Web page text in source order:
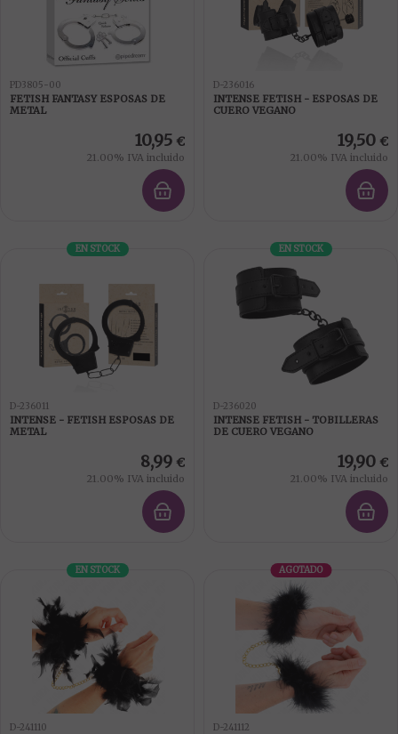
PD3805-00
FETISH FANTASY ESPOSAS DE
METAL
10,95 €
21.00% IVA incluido
D-236016
INTENSE FETISH - ESPOSAS DE
CUERO VEGANO
19,50 €
21.00% IVA incluido
EN STOCK
D-236011
INTENSE - FETISH ESPOSAS DE
METAL
8,99 €
21.00% IVA incluido
EN STOCK
D-236020
INTENSE FETISH - TOBILLERAS
DE CUERO VEGANO
19,90 €
21.00% IVA incluido
EN STOCK
D-241110
AGOTADO
D-241112